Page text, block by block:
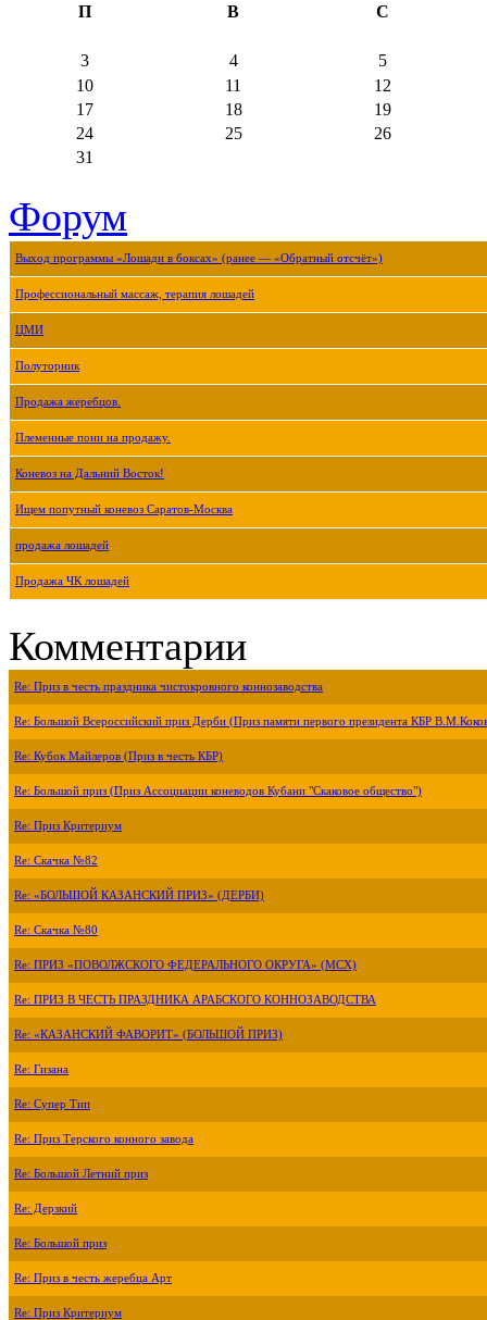
П В С
3 4
5
10
11
12
17
18
19
24
25
26
31
Форум
Выход программы «Лошади в боксах» (ранее — «Обратный отсчёт»)
Профессиональный массаж, терапия лошадей
ЦМИ
Полуторник
Продажа жеребцов.
Племенные пони на продажу.
Коневоз на Дальний Восток!
Ищем попутный коневоз Саратов-Москва
продажа лошадей
Продажа ЧК лошадей
Комментарии
Re: Приз в честь праздника чистокровного коннозаводства
Re: Большой Всероссийский приз Дерби (Приз памяти первого президента КБР
Re: Кубок Майлеров (Приз в честь КБР)
Re: Большой приз (Приз Ассоциации коневодов Кубани "Скаковое общество")
Re: Приз Критериум
Re: Скачка №82
Re: «БОЛЬШОЙ КАЗАНСКИЙ ПРИЗ» (ДЕРБИ)
Re: Скачка №80
Re: ПРИЗ «ПОВОЛЖСКОГО ФЕДЕРАЛЬНОГО ОКРУГА» (МСХ)
Re: ПРИЗ В ЧЕСТЬ ПРАЗДНИКА АРАБСКОГО КОННОЗАВОДСТВА
Re: «КАЗАНСКИЙ ФАВОРИТ» (БОЛЬШОЙ ПРИЗ)
Re: Гизана
Re: Супер Тип
Re: Приз Терского конного завода
Re: Большой Летний приз
Re: Дерзкий
Re: Большой приз
Re: Приз в честь жеребца Арт
Re: Приз Критериум